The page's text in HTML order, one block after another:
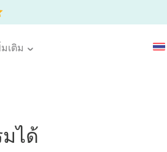
เติม
ได้